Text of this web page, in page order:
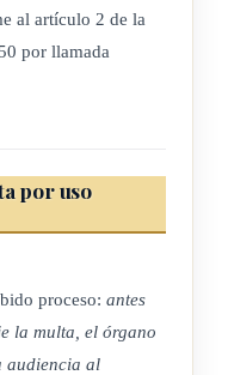
canales de
del sector público o
el artículo único de la
de capacitación para
tal efecto, suscribirá
al artículo 2 de la
por llamada
por uso
proceso: antes
la multa, el órgano
audiencia al